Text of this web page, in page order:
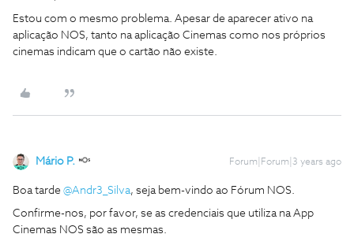
Estou com o mesmo problema. Apesar de aparecer ativo na
aplicação NOS, tanto na aplicação Cinemas como nos próprios
cinemas indicam que o cartão não existe.
Mário P. Forum|Forum|3 years ago
Boa tarde @Andr3_Silva, seja bem-vindo ao Fórum NOS.
Confirme-nos, por favor, se as credenciais que utiliza na App
Cinemas NOS são as mesmas.